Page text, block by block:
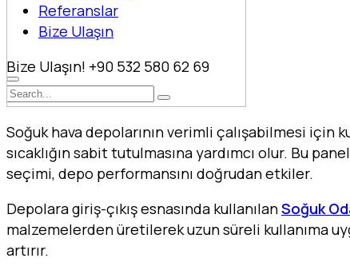
Referanslar
Bize Ulaşın
Bize Ulaşın! +90 532 580 62 69
Soğuk hava depolarının verimli çalışabilmesi için
sıcaklığın sabit tutulmasına yardımcı olur. Bu
seçimi, depo performansını doğrudan etkiler.
Depolara giriş-çıkış esnasında kullanılanSoğuk
malzemelerden üretilerek uzun süreli kullanıma
artırır.